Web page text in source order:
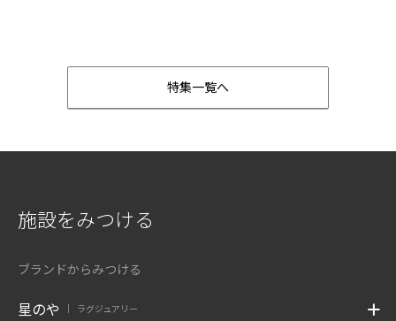
特集一覧へ
施設をみつける
ブランドからみつける
星のや ラグジュアリー